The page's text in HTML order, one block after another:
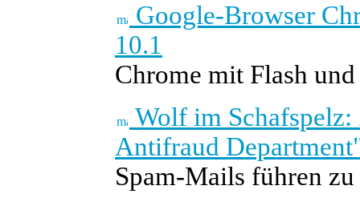
Google-Browser
10.1
Chrome mit Flash
Wolf im
Antifraud
Spam-Mails führen